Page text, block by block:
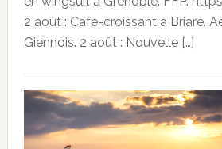
2 août : Café-croissant à Briare.
Giennois. 2 août : Nouvelle […]